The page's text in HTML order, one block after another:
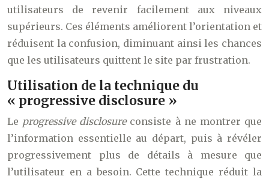
utilisateurs de revenir facilement aux niveaux
supérieurs. Ces éléments améliorent l’orientation et
réduisent la confusion, diminuant ainsi les chances
que les utilisateurs quittent le site par frustration.
Utilisation de la technique du
« progressive disclosure »
Le progressive disclosure consiste à ne montrer que
l’information essentielle au départ, puis à révéler
progressivement plus de détails à mesure que
l’utilisateur en a besoin. Cette technique réduit la